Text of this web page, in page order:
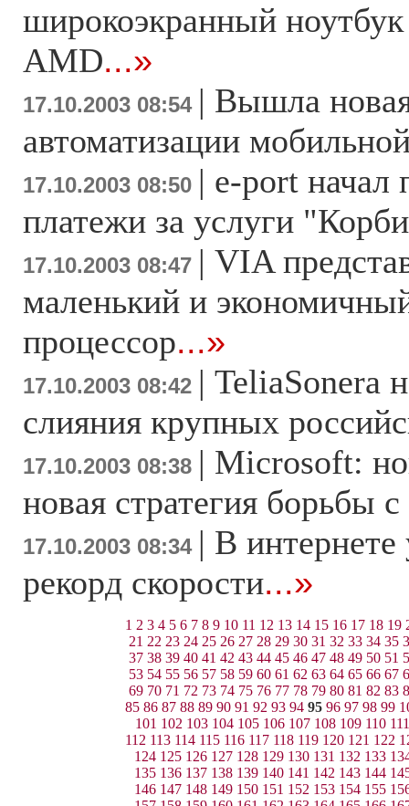
широкоэкранный
AMD...»
17.10.2003 08:54 | Вышла
автоматизации
17.10.2003 08:50 | e-port начал
платежи за услуги
17.10.2003 08:47 | VIA
маленький и
процессор...»
17.10.2003 08:42 | TeliaSonera
слияния крупных
17.10.2003 08:38 | Microsoft:
новая стратегия борьбы
17.10.2003 08:34 | В
рекорд скорости...»
1 2 3 4 5 6 7 8 9 10 11 12 13 14 15 16 17 18 19
21 22 23 24 25 26 27 28 29 30 31 32 33 34 35
37 38 39 40 41 42 43 44 45 46 47 48 49 50 51
53 54 55 56 57 58 59 60 61 62 63 64 65 66 67
69 70 71 72 73 74 75 76 77 78 79 80 81 82 83
85 86 87 88 89 90 91 92 93 94 95 96 97 98 99
101 102 103 104 105 106 107 108 109 110 111
112 113 114 115 116 117 118 119 120 121 122
124 125 126 127 128 129 130 131 132 133
135 136 137 138 139 140 141 142 143 144
146 147 148 149 150 151 152 153 154 155